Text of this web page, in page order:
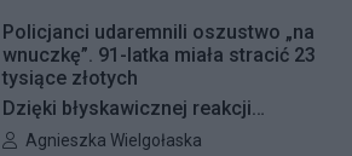
Rady Dzielnicy Żoliborz w sprawie
zaniechania budowy zespołu
przedszkolno-żłobkowego przy ul.
Ficowskiego. Po blisko pięciu
Policjanci udaremnili oszustwo „na
wnuczkę”. 91-latka miała stracić 23
tysiące złotych
Dzięki błyskawicznej reakcji
kryminalnych 91-letnia mieszkanka
Autor artykułu:
Agnieszka Wielgołaska